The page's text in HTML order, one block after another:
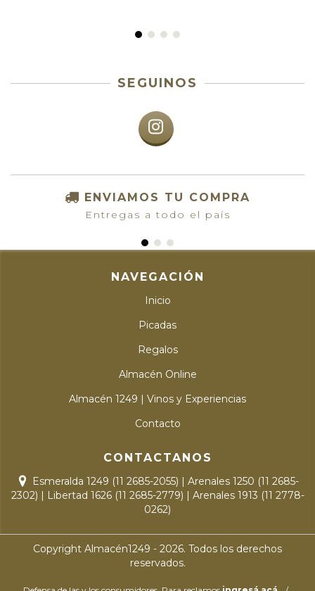
SEGUINOS
ENVIAMOS TU COMPRA
Entregas a todo el país
NAVEGACIÓN
Inicio
Picadas
Regalos
Almacén Online
Almacén 1249 | Vinos y Experiencias
Contacto
CONTACTANOS
Esmeralda 1249 (11 2685-2055) | Arenales 1250 (11 2685-
2302) | Libertad 1626 (11 2685-2779) | Arenales 1913 (11 2778-
0262)
Copyright Almacén1249 - 2026. Todos los derechos
reservados.